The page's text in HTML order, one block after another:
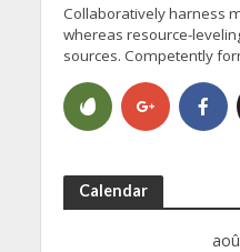
Collaboratively harness
whereas resource-
sources. Competently
Calendar